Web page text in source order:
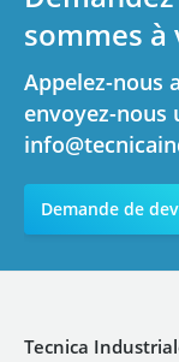
sommes
Appelez-nous
envoyez-nous
Demande de
Tecnica